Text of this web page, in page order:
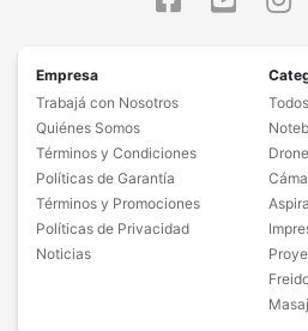
Empresa
Trabajá con Nosotros
Quiénes Somos
Términos y Condiciones
Políticas de Garantía
Términos y Promociones
Políticas de Privacidad
Noticias